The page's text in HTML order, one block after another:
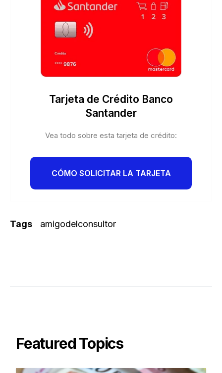
Tarjeta de Crédito Banco
Santander
Vea todo sobre esta tarjeta de crédito:
CÓMO SOLICITAR LA TARJETA
Tags amigodelconsultor
Featured Topics